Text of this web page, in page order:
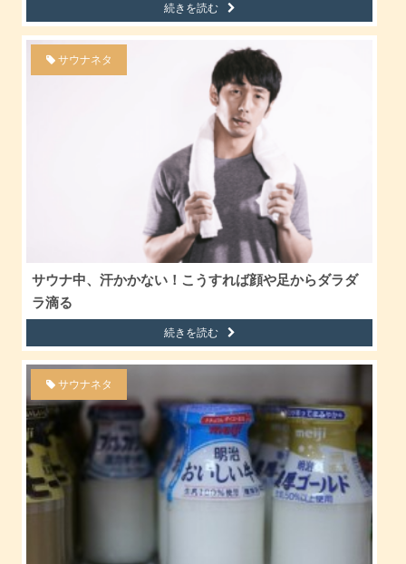
続きを読む
サウナネタ
サウナ中、汗かかない！こうすれば顔や足からダラダ
ラ滴る
続きを読む
サウナネタ